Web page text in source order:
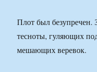
Плот был безупречен.
тесноты, гуляющих
мешающих веревок.